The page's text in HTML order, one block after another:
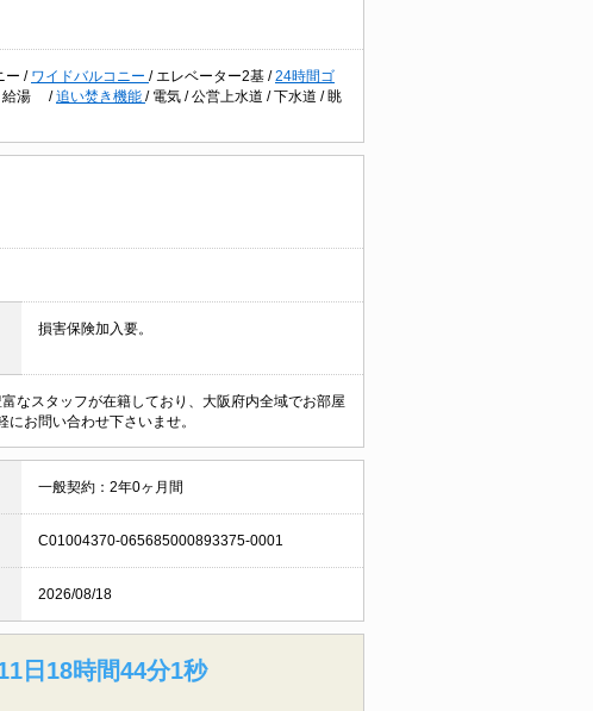
ー / ワイドバルコニー / エレベーター2基 /24時間ゴ
給湯 /追い焚き機能 / 電気 /公営上水道 /下水道 / 眺
損害保険加入要。
なスタッフが在籍しており、大阪府内全域でお部屋
お問い合わせ下さいませ。
一般契約：2年0ヶ月間
C01004370-065685000893375-0001
2026/08/18
日18時間44分0秒